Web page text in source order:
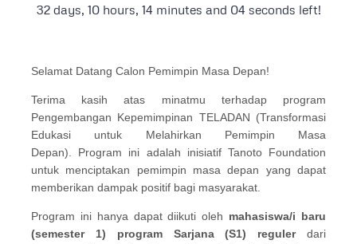
Selamat Datang Calon Pemimpin Masa Depan!
Terima kasih atas minatmu terhadap program
Pengembangan Kepemimpinan TELADAN (Transformasi
Edukasi untuk Melahirkan Pemimpin Masa
Depan). Program ini adalah inisiatif Tanoto Foundation
untuk menciptakan pemimpin masa depan yang dapat
memberikan dampak positif bagi masyarakat.
Program ini hanya dapat diikuti oleh mahasiswa/i baru
(semester 1)
program Sarjana (S1) regulerdari